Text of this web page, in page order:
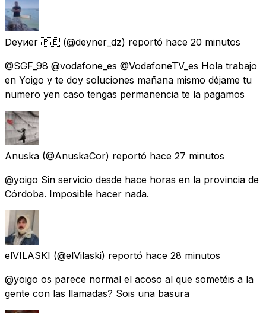
Deyиer 🇵🇪 (@deyner_dz) reportó hace 20 minutos
@SGF_98 @vodafone_es @VodafoneTV_es Hola trabajo
en Yoigo y te doy soluciones mañana mismo déjame tu
numero yen caso tengas permanencia te la pagamos
Anuska (@AnuskaCor) reportó hace 27 minutos
@yoigo Sin servicio desde hace horas en la provincia de
Córdoba. Imposible hacer nada.
elVILASKI (@elVilaski) reportó hace 28 minutos
@yoigo os parece normal el acoso al que sometéis a la
gente con las llamadas? Sois una basura